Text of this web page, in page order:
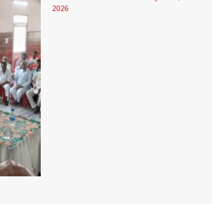
2026